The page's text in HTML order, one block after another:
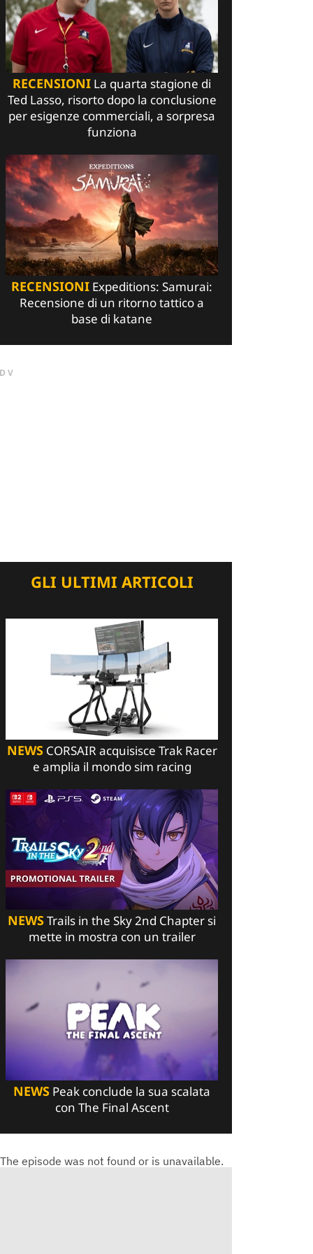
RECENSIONI La quarta stagione di
Ted Lasso, risorto dopo la conclusione
per esigenze commerciali, a sorpresa
funziona
RECENSIONI Expeditions: Samurai:
Recensione di un ritorno tattico a
base di katane
GLI ULTIMI ARTICOLI
NEWSCORSAIR acquisisce Trak Racer
e amplia il mondo sim racing
NEWSTrails in the Sky 2nd Chapter si
mette in mostra con un trailer
NEWS Peak conclude la sua scalata
con The Final Ascent